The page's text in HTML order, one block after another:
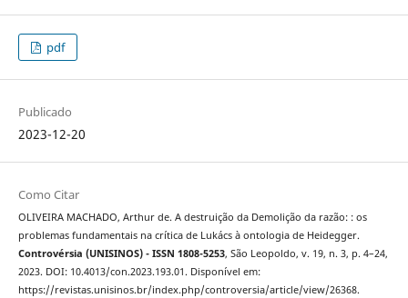
pdf
Publicado
2023-12-20
Como Citar
OLIVEIRA MACHADO, Arthur de. A destruição da Demolição da razão: : os
problemas fundamentais na crítica de Lukács à ontologia de Heidegger.
Controvérsia (UNISINOS) - ISSN 1808-5253, São Leopoldo, v. 19, n. 3, p. 4–24,
2023. DOI: 10.4013/con.2023.193.01. Disponível em:
https://revistas.unisinos.br/index.php/controversia/article/view/26368.